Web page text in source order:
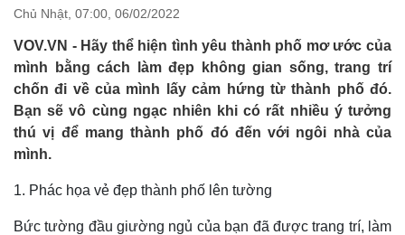
Chủ Nhật, 07:00, 06/02/2022
VOV.VN - Hãy thể hiện tình yêu thành phố mơ ước của
mình bằng cách làm đẹp không gian sống, trang trí
chốn đi về của mình lấy cảm hứng từ thành phố đó.
Bạn sẽ vô cùng ngạc nhiên khi có rất nhiều ý tưởng
thú vị để mang thành phố đó đến với ngôi nhà của
mình.
1. Phác họa vẻ đẹp thành phố lên tường
Bức tường đầu giường ngủ của bạn đã được trang trí, làm